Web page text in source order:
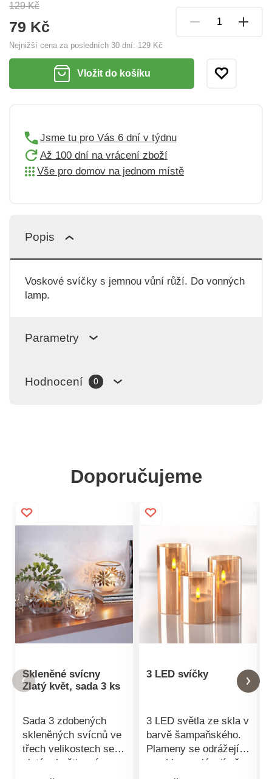
129 Kč
79 Kč
Nejnižší cena za posledních 30 dní: 129 Kč
Vložit do košíku
Jsme tu pro Vás 6 dní v týdnu
Až 100 dní na vrácení zboží
Vše pro domov na jednom místě
Popis
Voskové svíčky s jemnou vůní růží. Do vonných
lamp.
Parametry
Hodnocení 0
Doporučujeme
Skleněné svícny
Zlatý květ, sada 3 ks
Sada 3 zdobených
skleněných svícnů ve
třech velikostech se
zlatým květinovým
3 LED svíčky
3 LED světla ze skla v
barvě šampaňského.
Plameny se odrážejí
ve skle a zalévají vše